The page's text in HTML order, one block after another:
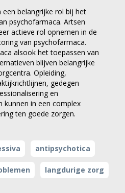
een belangrijke rol bij het
psychofarmaca. Artsen
actieve rol opnemen in de
van psychofarmaca.
alsook het toepassen van
blijven belangrijke
Opleiding,
gedegen
en
kunnen in een complex
ten goede zorgen.
antipsychotica
langdurige zorg